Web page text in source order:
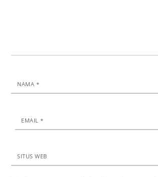
NAMA *
EMAIL*
SITUS WEB